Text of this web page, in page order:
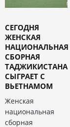
СЕГОДНЯ
ЖЕНСКАЯ
НАЦИОНАЛЬНАЯ
СБОРНАЯ
ТАДЖИКИСТАНА
СЫГРАЕТ С
ВЬЕТНАМОМ
Женская
национальная
сборная